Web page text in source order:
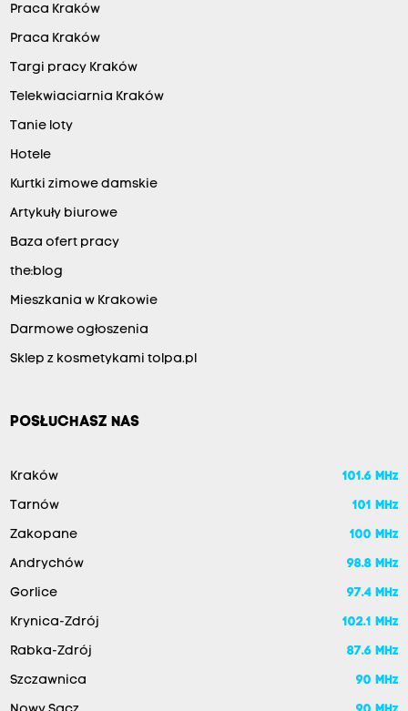
Praca Kraków
Praca Kraków
Targi pracy Kraków
Telekwiaciarnia Kraków
Tanie loty
Hotele
Kurtki zimowe damskie
Artykuły biurowe
Baza ofert pracy
the:blog
Mieszkania w Krakowie
Darmowe ogłoszenia
Sklep z kosmetykami tolpa.pl
POSŁUCHASZ NAS
Kraków 101.6 MHz
Tarnów 101 MHz
Zakopane 100 MHz
Andrychów 98.8 MHz
Gorlice 97.4 MHz
Krynica-Zdrój 102.1 MHz
Rabka-Zdrój 87.6 MHz
Szczawnica 90 MHz